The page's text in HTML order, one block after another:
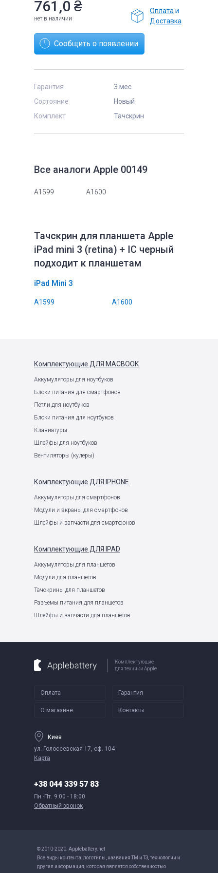
761,0 ₴
нет в наличии
Сообщить о появлении
Оплата и
Доставка
Гарантия
3 мес.
Состояние
Новый
Комплект
Тачскрин
Все аналоги Apple 00149
A1599 A1600
Тачскрин для планшета Apple
iPad mini 3 (retina) + IC черный
подходит к планшетам
iPad Mini 3
A1599 A1600
Комплектующие ДЛЯ MACBOOK
Аккумуляторы для ноутбуков
Блоки питания для смартфонов
Петли для ноутбуков
Блоки питания для ноутбуков
Клавиатуры
Шлейфы для ноутбуков
Вентиляторы (кулеры)
Комплектующие ДЛЯ IPHONE
Аккумуляторы для смартфонов
Модули и экраны для смартфонов
Шлейфы и запчасти для смартфонов
Комплектующие ДЛЯ IPAD
Аккумуляторы для планшетов
Модули для планшетов
Тачскрины для планшетов
Разъемы питания для планшетов
Шлейфы и запчасти для планшетов
Комплектующие
для техники Apple
Оплата Гарантия
О магазине Контакты
Киев
ул. Голосеевская 17, оф. 104
Карта
+38 044 339 57 83
Пн.-Пт. 9:00 - 18:00
Обратный звонок
© 2010-2020. Applebattery.net
Все виды контента: логотипы, названия ТМ и ТЗ, технологии и
другая информация, которая является собственностью